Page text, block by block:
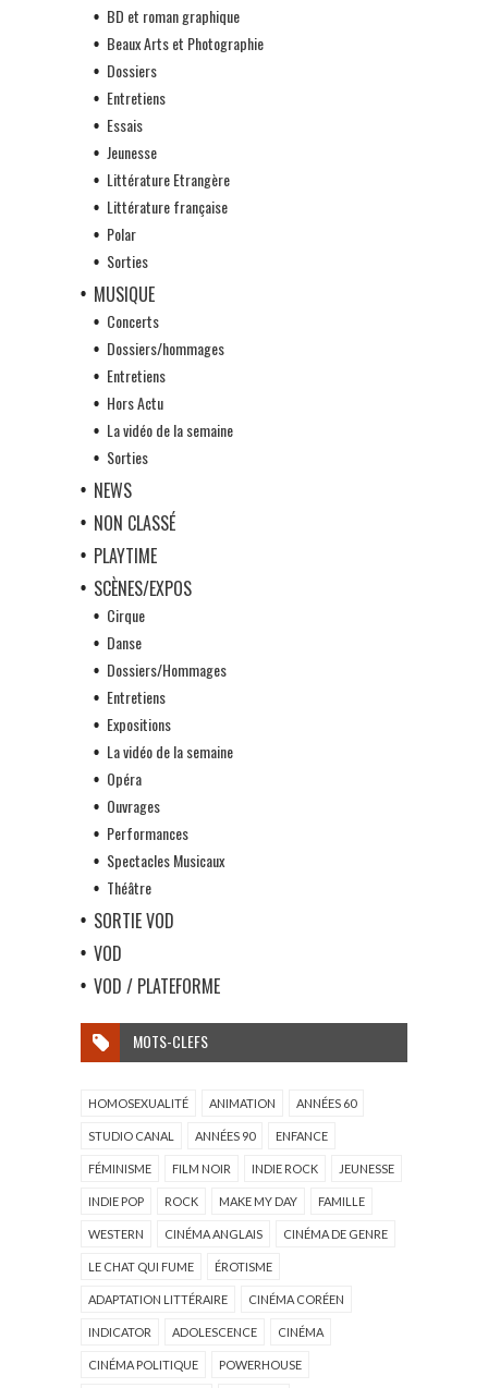
BD et roman graphique
Beaux Arts et Photographie
Dossiers
Entretiens
Essais
Jeunesse
Littérature Etrangère
Littérature française
Polar
Sorties
MUSIQUE
Concerts
Dossiers/hommages
Entretiens
Hors Actu
La vidéo de la semaine
Sorties
NEWS
NON CLASSÉ
PLAYTIME
SCÈNES/EXPOS
Cirque
Danse
Dossiers/Hommages
Entretiens
Expositions
La vidéo de la semaine
Opéra
Ouvrages
Performances
Spectacles Musicaux
Théâtre
SORTIE VOD
VOD
VOD / PLATEFORME
MOTS-CLEFS
HOMOSEXUALITÉ ANIMATION ANNÉES 60
STUDIO CANAL ANNÉES 90 ENFANCE
FÉMINISME FILM NOIR INDIE ROCK JEUNESSE
INDIE POP ROCK MAKE MY DAY FAMILLE
WESTERN CINÉMA ANGLAIS CINÉMA DE GENRE
LE CHAT QUI FUME ÉROTISME
ADAPTATION LITTÉRAIRE CINÉMA CORÉEN
INDICATOR ADOLESCENCE CINÉMA
CINÉMA POLITIQUE POWERHOUSE